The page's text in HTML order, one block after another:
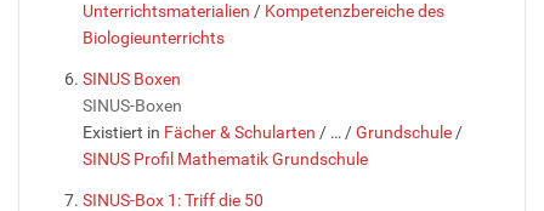
Unterrichtsmaterialien / Kompetenzbereiche des
Biologieunterrichts
SINUS Boxen
SINUS-Boxen
Existiert in Fächer & Schularten / … /Grundschule /
SINUS Profil Mathematik Grundschule
SINUS-Box 1: Triff die 50